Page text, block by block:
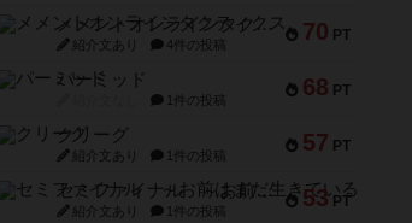
70 PT
メメントオンラインタクティクス
紹介文あり 4件の投稿
68 PT
パーミッド
1件の投稿
57 PT
クリーグ
紹介文あり 1件の投稿
53 PT
セミファイナル ～お前はまだ生きている～
紹介文あり 1件の投稿